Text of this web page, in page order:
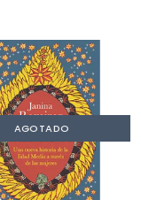
AGOTADO